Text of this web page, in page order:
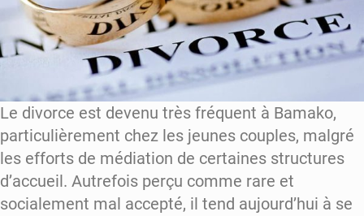
Le divorce est devenu très fréquent à Bamako,
particulièrement chez les jeunes couples, malgré
les efforts de médiation de certaines structures
d’accueil. Autrefois perçu comme rare et
socialement mal accepté, il tend aujourd’hui à se